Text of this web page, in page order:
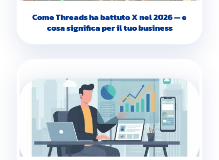
Come Threads ha battuto X nel 2026 — e
cosa significa per il tuo business